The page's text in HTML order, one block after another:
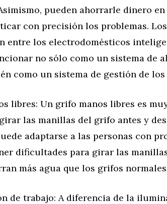
pueden ahorrarle dinero
con precisión los problemas.
entre los electrodomésticos
no sólo como un sistema de
como un sistema de gestión de los
libres: Un grifo manos libres es
las manillas del grifo antes y
adaptarse a las personas con
dificultades para girar las
más agua que los grifos
de trabajo: A diferencia de la